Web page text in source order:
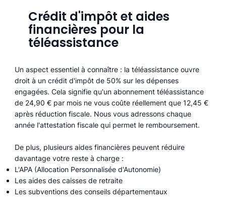
Crédit d'impôt et aides
financières pour la
téléassistance
Un aspect essentiel à connaître : la téléassistance ouvre
droit à un crédit d'impôt de 50% sur les dépenses
engagées. Cela signifie qu'un abonnement téléassistance
de 24,90 € par mois ne vous coûte réellement que 12,45 €
après réduction fiscale. Nous vous adressons chaque
année l'attestation fiscale qui permet le remboursement.
De plus, plusieurs aides financières peuvent réduire
davantage votre reste à charge :
L'APA (Allocation Personnalisée d'Autonomie)
Les aides des caisses de retraite
Les subventions des conseils départementaux